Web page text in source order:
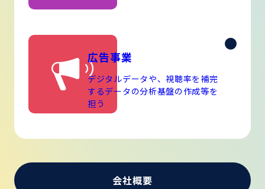
広告事業
デジタルデータや、視聴率を補完
するデータの分析基盤の作成等を
担う
会社概要